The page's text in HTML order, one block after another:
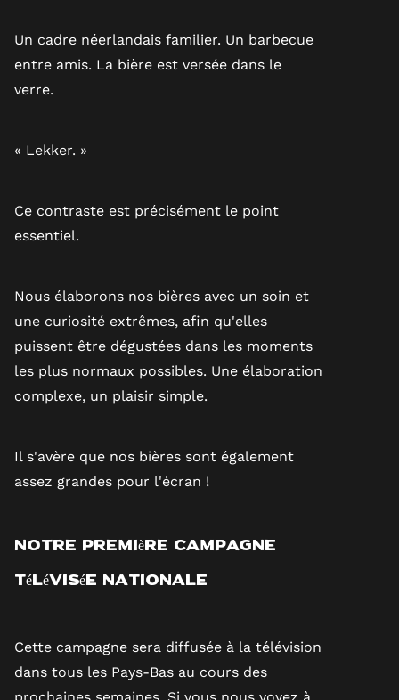
Un cadre néerlandais familier. Un barbecue
entre amis. La bière est versée dans le
verre.
« Lekker. »
Ce contraste est précisément le point
essentiel.
Nous élaborons nos bières avec un soin et
une curiosité extrêmes, afin qu'elles
puissent être dégustées dans les moments
les plus normaux possibles. Une élaboration
complexe, un plaisir simple.
Il s'avère que nos bières sont également
assez grandes pour l'écran !
Notre première campagne
télévisée nationale
Cette campagne sera diffusée à la télévision
dans tous les Pays-Bas au cours des